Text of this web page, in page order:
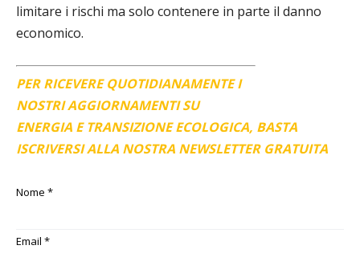
limitare i rischi ma solo contenere in parte il danno
economico.
PER RICEVERE QUOTIDIANAMENTE I
NOSTRI AGGIORNAMENTI SU
ENERGIA E TRANSIZIONE ECOLOGICA, BASTA
ISCRIVERSI ALLA NOSTRA NEWSLETTER GRATUITA
Nome *
Email *